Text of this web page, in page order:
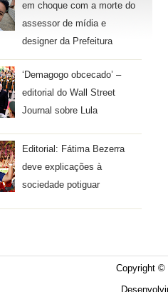
em choque com a morte do
assessor de mídia e
designer da Prefeitura
‘Demagogo obcecado’ –
editorial do Wall Street
Journal sobre Lula
Editorial: Fátima Bezerra
deve explicações à
sociedade potiguar
Copyright ©